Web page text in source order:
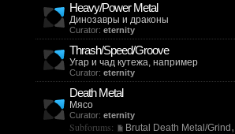
Heavy/Power Metal
Динозавры и драконы
Curator: eternity
Thrash/Speed/Groove
Угар и чад кутежа, например
Curator: eternity
Death Metal
Мясо
Curator: eternity
Subforums: Brutal Death Metal/Grind ,